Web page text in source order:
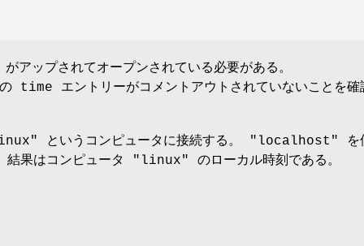
アップされてオープンされている必要がある。
time エントリーがコメントアウトされていないことを確
というコンピュータに接続する。 "localhost" を
結果はコンピュータ "linux" のローカル時刻である。